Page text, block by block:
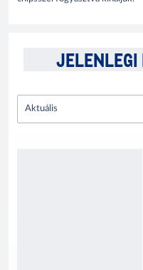
JELENLEGI